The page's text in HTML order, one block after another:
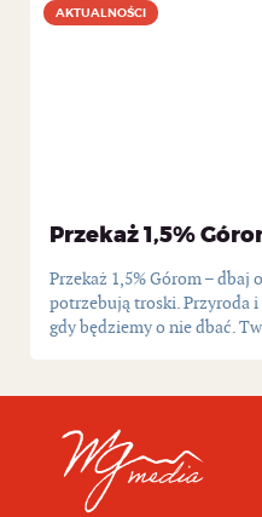
Przekaż 1,5%
AKTUALNOŚCI
Przekaż 1,5% Górom – dbaj
potrzebują troski. Przyroda
gdy będziemy o nie dbać.
AKTUALNOŚCI